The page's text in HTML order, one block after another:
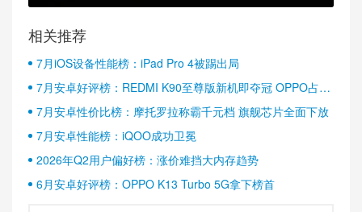
相关推荐
7月iOS设备性能榜：iPad Pro 4被踢出局
7月安卓好评榜：REDMI K90至尊版新机即夺冠 OPPO占据
半壁江山
7月安卓性价比榜：摩托罗拉称霸千元档 旗舰芯片全面下放
7月安卓性能榜：iQOO成功卫冕
2026年Q2用户偏好榜：涨价难挡大内存趋势
6月安卓好评榜：OPPO K13 Turbo 5G拿下榜首